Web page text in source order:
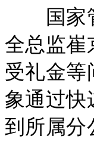
国家管
全总监崔
受礼金等
象通过快
到所属分